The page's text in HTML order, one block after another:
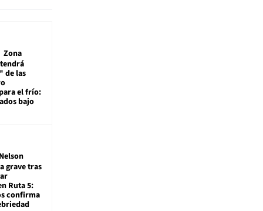
Zona
de las
el frío:
bajo
Nelson
grave tras
Ruta 5:
confirma